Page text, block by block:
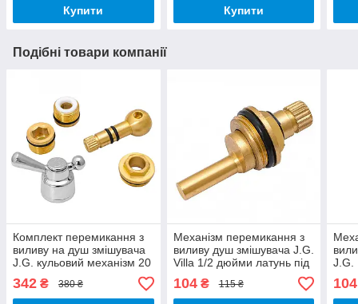
Купити Купити
Подібні товари компанії
Комплект перемикання з
виливу на душ змішувача
J.G. кульовий механізм 20
342 ₴ 380 ₴
Механізм перемикання з
виливу душ змішувача J.G.
Villa 1/2 дюйми латунь під
104₴ 115 ₴
J.G.
104